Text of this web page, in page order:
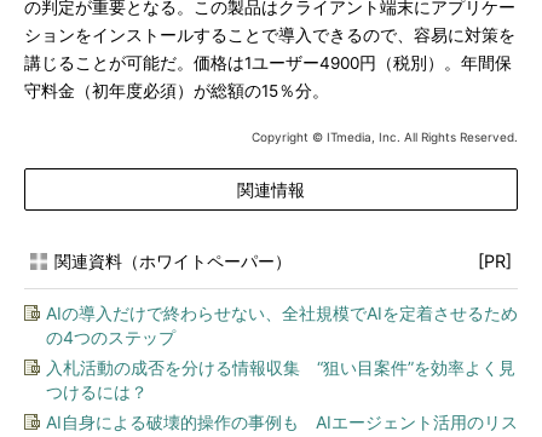
の判定が重要となる。この製品はクライアント端末にアプリケー
ションをインストールすることで導入できるので、容易に対策を
講じることが可能だ。価格は1ユーザー4900円（税別）。年間保
守料金（初年度必須）が総額の15％分。
Copyright © ITmedia, Inc. All Rights Reserved.
関連情報
関連資料（ホワイトペーパー） [PR]
AIの導入だけで終わらせない、全社規模でAIを定着させるため
の4つのステップ
入札活動の成否を分ける情報収集 “狙い目案件”を効率よく見
つけるには？
AI自身による破壊的操作の事例も AIエージェント活用のリス